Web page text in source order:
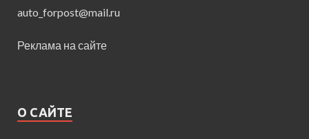
auto_forpost@mail.ru
Реклама на сайте
О САЙТЕ